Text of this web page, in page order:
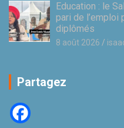
Education : le
pari de l’emploi
diplômés
8 août 2026
Partagez